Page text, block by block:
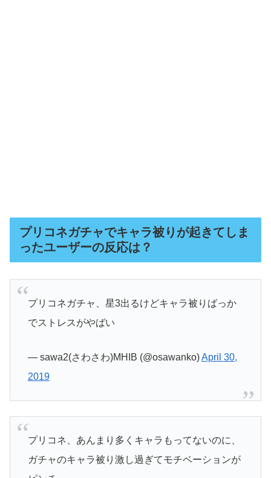
プリコネガチャでキャラ被りが起きてしま
ったユーザーの反応は？
プリコネガチャ、星3出るけどキャラ被りばっか
でストレスがやばい
— sawa2(さわさわ)MHIB (@osawanko)April 30,
2019
プリコネ、あんまり多くキャラもってないのに、
ガチャのキャラ被り激し過ぎてモチベーションが